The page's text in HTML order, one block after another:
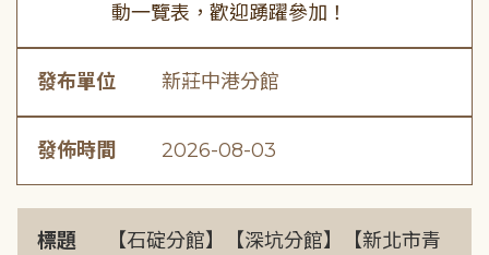
動一覽表，歡迎踴躍參加！
發布單位 新莊中港分館
發佈時間 2026-08-03
標題
【石碇分館】【深坑分館】【新北市青